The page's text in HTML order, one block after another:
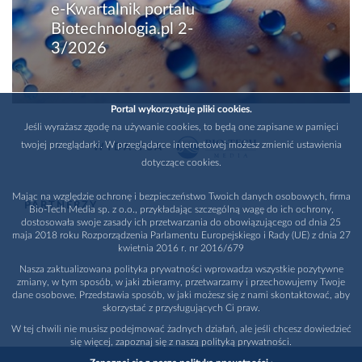
e-Kwartalnik portalu
Biotechnologia.pl 2-
3/2026
WYDAWCA
PARTNERZY
Portal wykorzystuje pliki cookies.
Jeśli wyrażasz zgodę na używanie cookies, to będą one zapisane w pamięci
twojej przeglądarki. W przeglądarce internetowej możesz zmienić ustawienia
dotyczące cookies.
Mając na względzie ochronę i bezpieczeństwo Twoich danych osobowych, firma
Bio-Tech Media sp. z o.o., przykładając szczególną wagę do ich ochrony,
dostosowała swoje zasady ich przetwarzania do obowiązującego od dnia 25
maja 2018 roku Rozporządzenia Parlamentu Europejskiego i Rady (UE) z dnia 27
kwietnia 2016 r. nr 2016/679
Nasza zaktualizowana polityka prywatności wprowadza wszystkie pozytywne
zmiany, w tym sposób, w jaki zbieramy, przetwarzamy i przechowujemy Twoje
dane osobowe. Przedstawia sposób, w jaki możesz się z nami skontaktować, aby
skorzystać z przysługujących Ci praw.
W tej chwili nie musisz podejmować żadnych działań, ale jeśli chcesz dowiedzieć
się więcej, zapoznaj się z naszą polityką prywatności.